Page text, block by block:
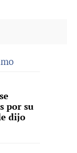
por su
dijo